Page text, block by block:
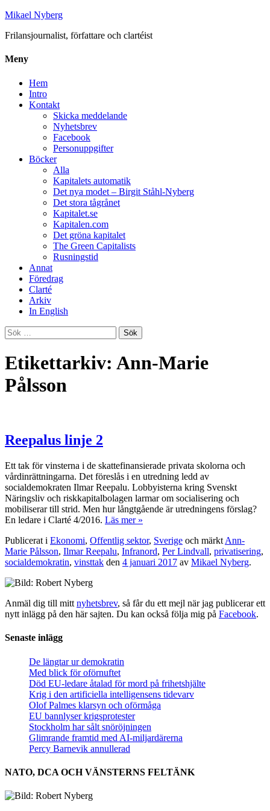
Mikael Nyberg
Frilansjournalist, författare och clartéist
Meny
Hem
Intro
Kontakt
Skicka meddelande
Nyhetsbrev
Facebook
Personuppgifter
Böcker
Alla
Kapitalets automatik
Det nya modet – Birgit Ståhl-Nyberg
Det stora tågrånet
Kapitalet.se
Kapitalen.com
Det gröna kapitalet
The Green Capitalists
Rusningstid
Annat
Föredrag
Clarté
Arkiv
In English
Sök
efter:
Etikettarkiv: Ann-Marie
Pålsson
Reepalus linje 2
Ett tak för vinsterna i de skattefinansierade privata skolorna och
vårdinrättningarna. Det föreslås i en utredning ledd av
socialdemokraten Ilmar Reepalu. Lobbyisterna kring Svenskt
Näringsliv och riskkapitalbolagen larmar om socialisering och
mobiliserar till strid. Men hur långtgående är utredningens förslag?
En ledare i Clarté 4/2016. Läs mer »
Publicerat i Ekonomi, Offentlig sektor, Sverige och märkt Ann-
Marie Pålsson, Ilmar Reepalu, Infranord, Per Lindvall, privatisering,
socialdemokratin, vinsttak den 4 januari 2017 av Mikael Nyberg.
Anmäl dig till mitt nyhetsbrev, så får du ett mejl när jag publicerar ett
nytt inlägg på den här sajten. Du kan också följa mig på Facebook.
Senaste inlägg
De längtar ur demokratin
Med blick för oförnuftet
Död EU-ledare åtalad för mord på frihetshjälte
Krig i den artificiella intelligensens tidevarv
Olof Palmes klarsyn och oförmåga
EU bannlyser krigsprotester
Stockholm har sålt snöröjningen
Glimrande framtid med AI-miljardärerna
Percy Barnevik annullerad
NATO, DCA OCH VÄNSTERNS FELTÄNK